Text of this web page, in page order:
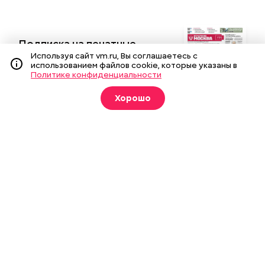
Подписка на печатные
издания
Оформить
Используя сайт vm.ru, Вы соглашаетесь с
использованием файлов cookie, которые указаны в
Политике конфиденциальности
Хорошо